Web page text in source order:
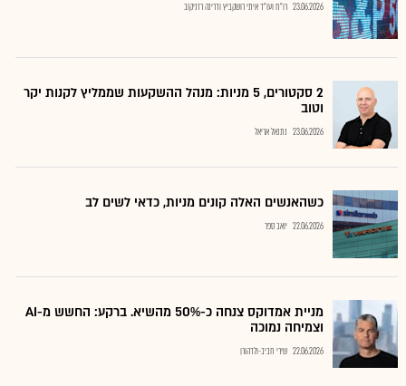
23.06.2026 רו"ח ועו"ד איתי רושקביץ ודרינה רזניקוב
2 סקטורים, 5 מניות: מנהל ההשקעות שממליץ לקנות יקר
וטוב
23.06.2026 נתנאל אריאל
כשהאנשים האלה קונים מניות, כדאי לשים לב
22.06.2026 יואב ספר
מניית אמדוקס צנחה כ-50% מהשיא. ברקע: החשש מ-AI
וצמיחה נמוכה
22.06.2026 שירי חביב-ולדהורן